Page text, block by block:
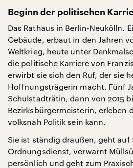
Beginn der politischen
Das Rathaus in Berlin-Neukölln.
Gebäude, erbaut in den Jahren
Weltkrieg, heute unter
die politische Karriere von
erwirbt sie sich den Ruf, der sie
Hoffnungsträgerin macht. Fünf
Schulstadträtin, dann von 2015
Bezirksbürgermeisterin, erleben
volksnah Politik sein kann.
Sie ist ständig draußen, geht auf
Ordnungsdienst, verwarnt
persönlich und geht zum